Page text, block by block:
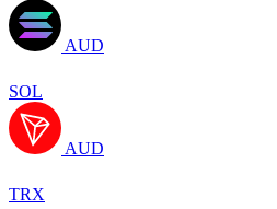
AUD
SOL
AUD
TRX